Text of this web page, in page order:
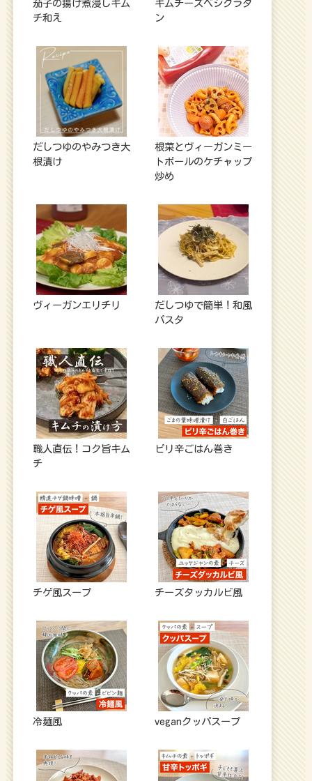
茄子の揚げ煮浸しキム
チ和え
キムチーズベジグラタ
ン
だしつゆのやみつき大
根漬け
根菜とヴィーガンミー
トボールのケチャップ
炒め
ヴィーガンエリチリ
だしつゆで簡単！和風
パスタ
職人直伝！コク旨キム
チ
ピリ辛ごはん巻き
チゲ風スープ チーズタッカルビ風
冷麺風 veganクッパスープ